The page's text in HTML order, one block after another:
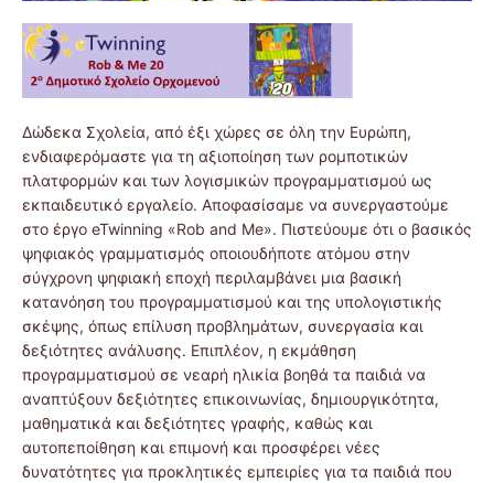
Δώδεκα Σχολεία, από έξι χώρες σε όλη την Ευρώπη,
ενδιαφερόμαστε για τη αξιοποίηση των ρομποτικών
πλατφορμών και των λογισμικών προγραμματισμού ως
εκπαιδευτικό εργαλείο. Αποφασίσαμε να συνεργαστούμε
στο έργο eTwinning «Rob and Me». Πιστεύουμε ότι ο βασικός
ψηφιακός γραμματισμός οποιουδήποτε ατόμου στην
σύγχρονη ψηφιακή εποχή περιλαμβάνει μια βασική
κατανόηση του προγραμματισμού και της υπολογιστικής
σκέψης, όπως επίλυση προβλημάτων, συνεργασία και
δεξιότητες ανάλυσης. Επιπλέον, η εκμάθηση
προγραμματισμού σε νεαρή ηλικία βοηθά τα παιδιά να
αναπτύξουν δεξιότητες επικοινωνίας, δημιουργικότητα,
μαθηματικά και δεξιότητες γραφής, καθώς και
αυτοπεποίθηση και επιμονή και προσφέρει νέες
δυνατότητες για προκλητικές εμπειρίες για τα παιδιά που